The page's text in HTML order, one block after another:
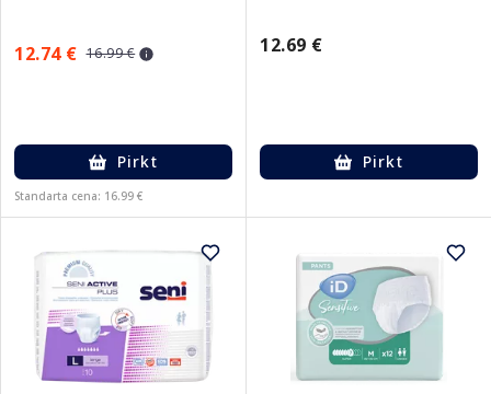
12.74 € 16.99 €
Pirkt
Standarta cena: 16.99 €
12.69 €
Pirkt